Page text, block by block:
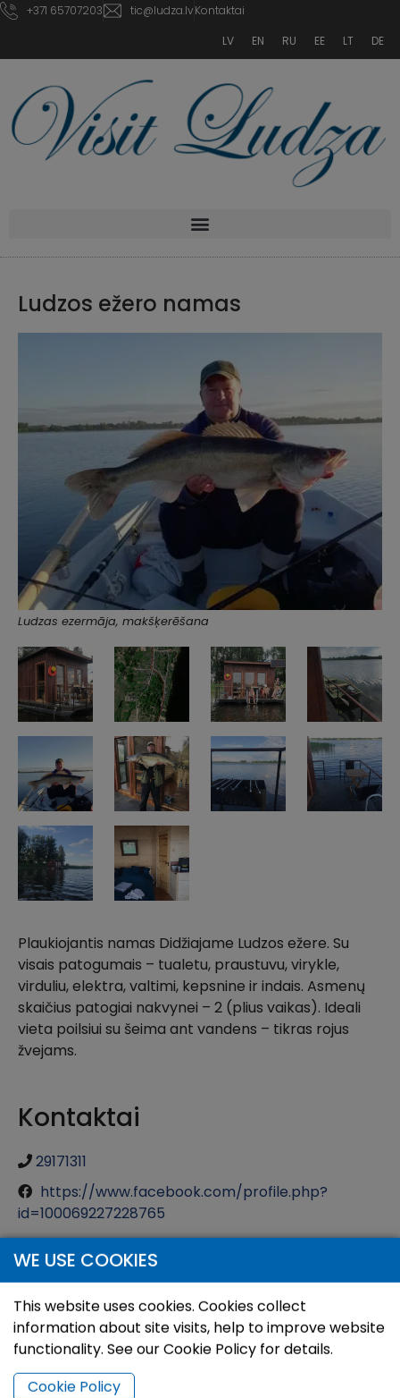
+371 65707203 tic@ludza.lvKontaktai
LV
EN RU EE LT DE
Ludzos ežero namas
Ludzas ezermāja, makšķerēšana
Plaukiojantis namas Didžiajame Ludzos ežere. Su
visais patogumais – tualetu, praustuvu, virykle,
virduliu, elektra, valtimi, kepsnine ir indais. Asmenų
skaičius patogiai nakvynei – 2 (plius vaikas). Ideali
vieta poilsiui su šeima ant vandens – tikras rojus
žvejams.
Kontaktai
29171311
https://www.facebook.com/profile.php?
id=100069227228765
Vieta
+
−
WE USE COOKIES
This website uses cookies. Cookies collect
information about site visits, help to improve website
functionality. See our Cookie Policy for details.
Cookie Policy